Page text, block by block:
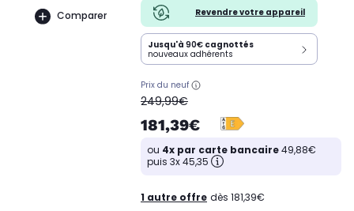
Comparer Revendre votre appareil
Jusqu'à 90€ cagnottés
nouveaux adhérents
Prix du neuf
oldPrice
249,99€
181,39€
ou 4x par carte bancaire49,88€
puis 3x 45,35
1 autre offre dès 181,39€